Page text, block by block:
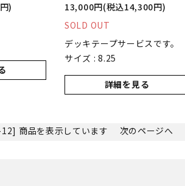
)
13,000円(税込14,300円)
SOLD OUT
デッキテープサービスです。
サイズ : 8.25
詳細を見る
商品を表示しています 次のページへ